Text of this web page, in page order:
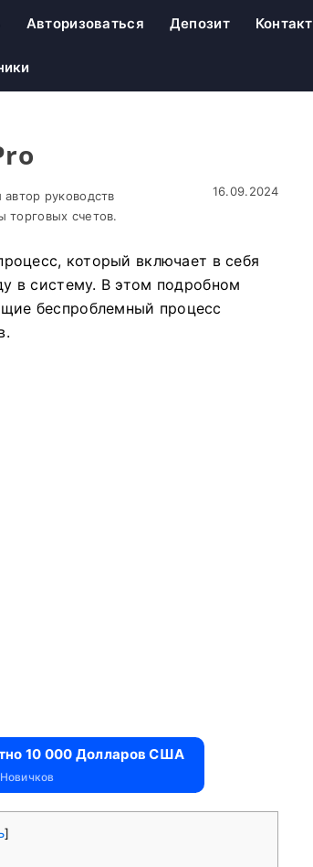
Авторизоваться Депозит Контакт
руководств
торговых счетов.
16.09.2024
который включает в себя
в систему. В этом подробном
беспроблемный процесс
10 000 Долларов США
]